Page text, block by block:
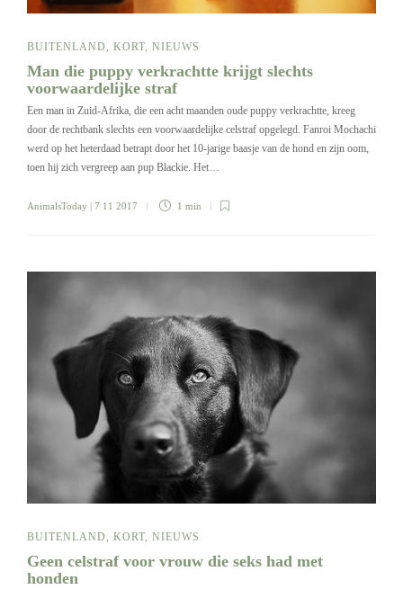
BUITENLAND, KORT, NIEUWS
Man die puppy verkrachtte krijgt slechts
voorwaardelijke straf
Een man in Zuid-Afrika, die een acht maanden oude puppy verkrachtte, kreeg
door de rechtbank slechts een voorwaardelijke celstraf opgelegd. Fanroi Mochachi
werd op het heterdaad betrapt door het 10-jarige baasje van de hond en zijn oom,
toen hij zich vergreep aan pup Blackie. Het…
AnimalsToday | 7 11 2017 1 min
BUITENLAND, KORT, NIEUWS
Geen celstraf voor vrouw die seks had met
honden